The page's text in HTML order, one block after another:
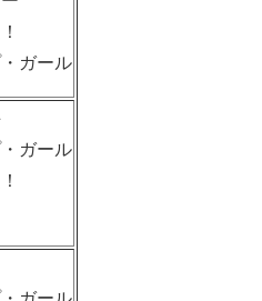
ガール
ガール